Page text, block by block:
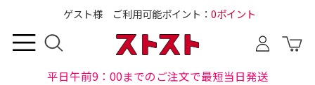
ゲスト様 ご利用可能ポイント： 0ポイント
平日午前9：00までのご注文で最短当日発送